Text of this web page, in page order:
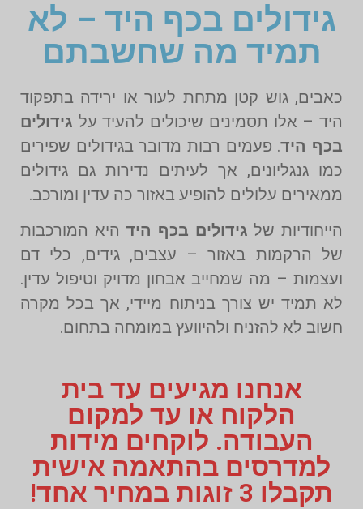
גידולים בכף היד – לא
תמיד מה שחשבתם
כאבים, גוש קטן מתחת לעור או ירידה בתפקוד
היד – אלו תסמינים שיכולים להעיד על גידולים
בכף היד. פעמים רבות מדובר בגידולים שפירים
כמו גנגליונים, אך לעיתים נדירות גם גידולים
ממאירים עלולים להופיע באזור כה עדין ומורכב.
הייחודיות של גידולים בכף הידהיא המורכבות
של הרקמות באזור – עצבים, גידים, כלי דם
ועצמות – מה שמחייב אבחון מדויק וטיפול עדין.
לא תמיד יש צורך בניתוח מיידי, אך בכל מקרה
חשוב לא להזניח ולהיוועץ במומחה בתחום.
אנחנו מגיעים עד בית
הלקוח או עד למקום
העבודה. לוקחים מידות
למדרסים בהתאמה אישית
תקבלו 3 זוגות במחיר אחד!